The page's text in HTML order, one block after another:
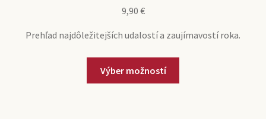
9,90 €
Prehľad najdôležitejších udalostí a zaujímavostí roka.
Výber možností